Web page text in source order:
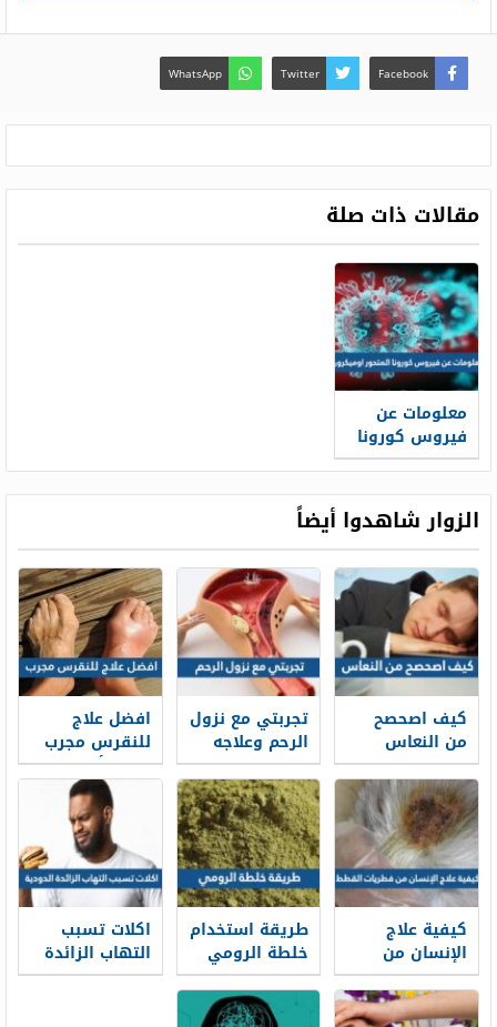
Facebook
Twitter
WhatsApp
مقالات ذات صلة
معلومات عن
فيروس كورونا
المتحور
واعراضه
الزوار شاهدوا أيضاً
كيف اصحصح
من النعاس
تجربتي مع نزول
الرحم وعلاجه
بالاعشاب
افضل علاج
للنقرس مجرب
2026 وأهم
أعراض الإصابة
بمرض النقرس
كيفية علاج
الإنسان من
فطريات القطط
طريقة استخدام
خلطة الرومي
لعلاج العين
والحسد
اكلات تسبب
التهاب الزائدة
الدودية